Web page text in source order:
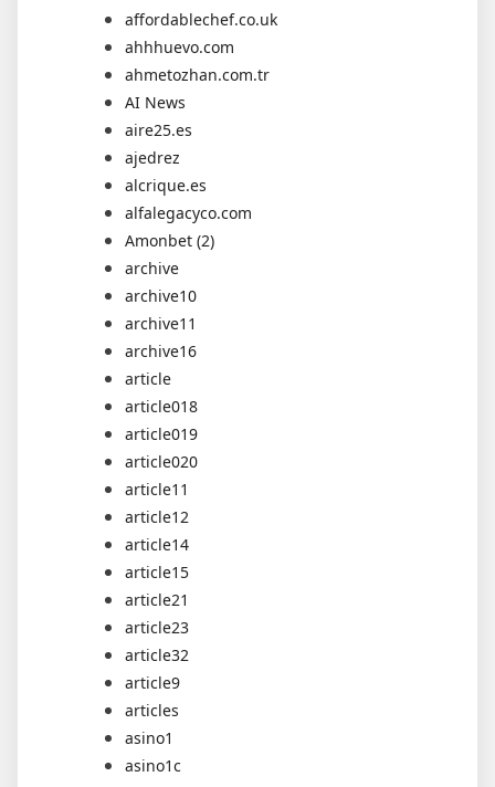
affordablechef.co.uk
ahhhuevo.com
ahmetozhan.com.tr
AI News
aire25.es
ajedrez
alcrique.es
alfalegacyco.com
Amonbet (2)
archive
archive10
archive11
archive16
article
article018
article019
article020
article11
article12
article14
article15
article21
article23
article32
article9
articles
asino1
asino1c